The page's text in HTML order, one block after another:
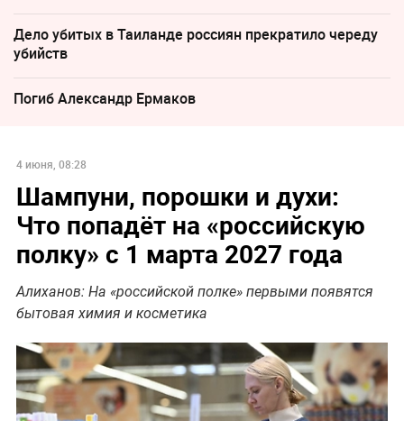
Дело убитых в Таиланде россиян прекратило череду
убийств
Погиб Александр Ермаков
4 июня, 08:28
Шампуни, порошки и духи:
Что попадёт на «российскую
полку» с 1 марта 2027 года
Алиханов: На «российской полке» первыми появятся
бытовая химия и косметика